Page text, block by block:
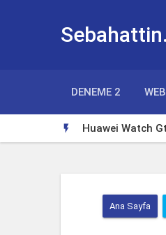
DENEME 2
 Huawei Watch
Ana Sayfa